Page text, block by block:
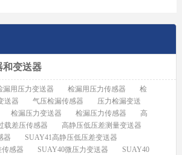
和变送器
漏用压力变送器 检漏用压力传感器
检
送器 气压检漏传感器
压力检漏变送
检漏压力变送器 检漏压力传感器
高
载差压传感器
高静压低压差测量变送器
器
SUAY41高静压低压差变送器
传感器
SUAY40微压力变送器
SUAY40